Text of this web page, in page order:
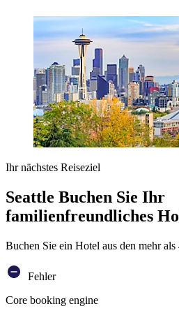
Ihr nächstes Reiseziel
Seattle Buchen Sie Ihr
familienfreundliches
Buchen Sie ein Hotel aus den mehr
Fehler
Core booking engine